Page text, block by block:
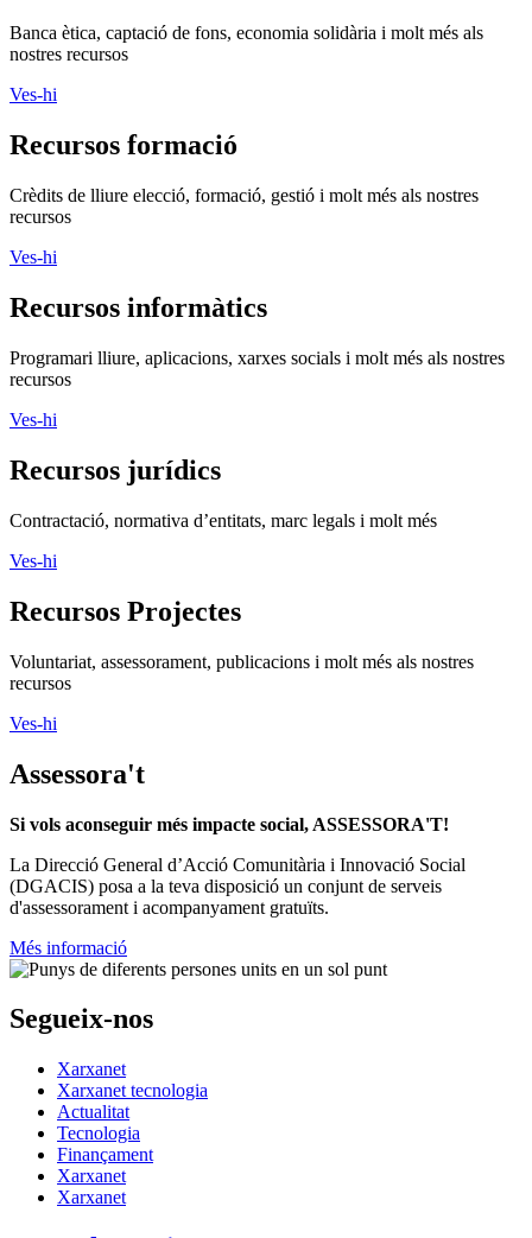
Banca ètica, captació de fons, economia solidària i molt més als
nostres recursos
Ves-hi
Recursos formació
Crèdits de lliure elecció, formació, gestió i molt més als nostres
recursos
Ves-hi
Recursos informàtics
Programari lliure, aplicacions, xarxes socials i molt més als nostres
recursos
Ves-hi
Recursos jurídics
Contractació, normativa d’entitats, marc legals i molt més
Ves-hi
Recursos Projectes
Voluntariat, assessorament, publicacions i molt més als nostres
recursos
Ves-hi
Assessora't
Si vols aconseguir més impacte social, ASSESSORA'T!
La Direcció General d’Acció Comunitària i Innovació Social
(DGACIS) posa a la teva disposició un conjunt de serveis
d'assessorament i acompanyament gratuïts.
Més informació
Segueix-nos
Xarxanet
Xarxanet tecnologia
Actualitat
Tecnologia
Finançament
Xarxanet
Xarxanet